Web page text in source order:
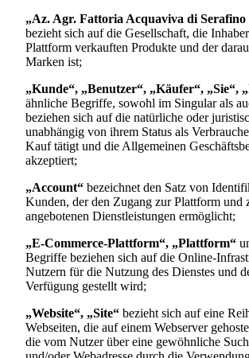
„Az. Agr. Fattoria Acquaviva di Serafino
bezieht sich auf die Gesellschaft, die
Plattform verkauften Produkte und der
Marken ist;
„Kunde“, „Benutzer“, „Käufer“, „Sie“,
ähnliche Begriffe, sowohl im Singular als
beziehen sich auf die natürliche oder
unabhängig von ihrem Status als
Kauf tätigt und die Allgemeinen
akzeptiert;
„Account“ bezeichnet den Satz von
Kunden, der den Zugang zur Plattform und
angebotenen Dienstleistungen ermöglicht;
„E-Commerce-Plattform“, „Plattform“
Begriffe beziehen sich auf die Online-
Nutzern für die Nutzung des Dienstes und
Verfügung gestellt wird;
„Website“, „Site“ bezieht sich auf eine
Webseiten, die auf einem Webserver
die vom Nutzer über eine gewöhnliche